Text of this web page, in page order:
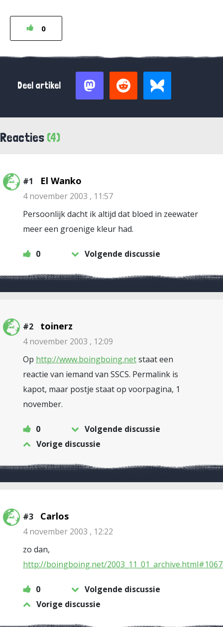
0
Deel artikel
Reacties (4)
#1 El Wanko
4 november 2003 , 11:57
Persoonlijk dacht ik altijd dat bloed in zeewater
meer een groenige kleur had.
0 Volgende discussie
#2 toinerz
4 november 2003 , 12:09
Op http://www.boingboing.netstaat een
reactie van iemand van SSCS. Permalink is
kapot, maar postje staat op voorpagina, 1
november.
0
Volgende discussie
Vorige discussie
#3 Carlos
4 november 2003 , 12:22
zo dan,
http://boingboing.net/
0
Volgende discussie
Vorige discussie